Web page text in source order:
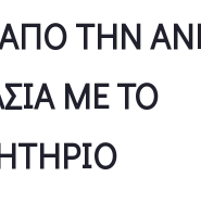
ΑΠΟ ΤΗΝ
ΜΕ ΤΟ